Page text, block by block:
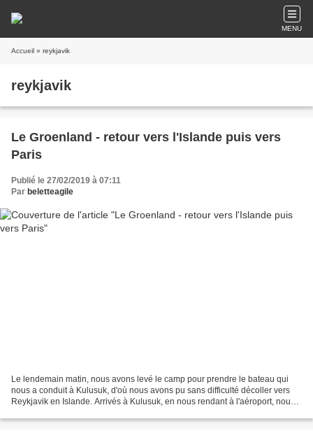
MENU
Accueil » reykjavik
reykjavik
Le Groenland - retour vers l'Islande puis vers
Paris
Publié le 27/02/2019 à 07:11
Par beletteagile
Le lendemain matin, nous avons levé le camp pour prendre le bateau qui
nous a conduit à Kulusuk, d'où nous avons pu sans difficulté décoller vers
Reykjavik en Islande. Arrivés à Kulusuk, en nous rendant à l'aéroport, nous